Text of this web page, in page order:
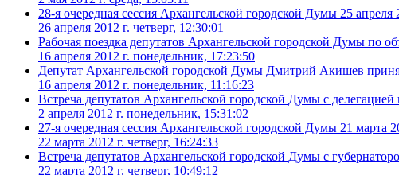
28-я очередная сессия Архангельской городской Думы 25 апреля
26 апреля 2012 г. четверг, 12:30:01
Рабочая поездка депутатов Архангельской городской Думы по
16 апреля 2012 г. понедельник, 17:23:50
Депутат Архангельской городской Думы Дмитрий Акишев
16 апреля 2012 г. понедельник, 11:16:23
Встреча депутатов Архангельской городской Думы с
2 апреля 2012 г. понедельник, 15:31:02
27-я очередная сессия Архангельской городской Думы 21 марта
22 марта 2012 г. четверг, 16:24:33
Встреча депутатов Архангельской городской Думы с
22 марта 2012 г. четверг, 10:49:12